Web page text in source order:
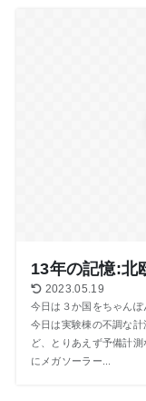
13年の記憶:北
2023.05.19
今日は３か国をちゃんぽ
今日は実験棟の不調な
ど、とりあえず予備計
にメガソーラー...